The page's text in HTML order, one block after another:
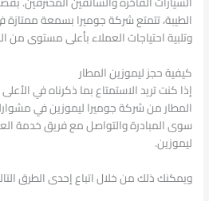
الطيبة، تتمتع شركة جوميرا بسمعة
وتلبية احتياجات العملاء بأعلى مستوى من
كيفية حجز ليموزين المطار
إذا كنت تريد الاستمتاع بما ذكرناه في
المطار من شركة جوميرا ليموزين في
سوى المبادرة والتواصل مع فريق خدمة
ليموزين.
ويمكنك ذلك من خلال اتباع إحدى الطرق